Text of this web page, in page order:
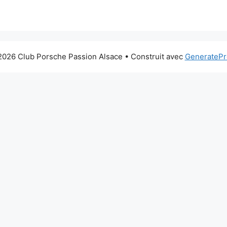
Club Porsche Passion Alsace • Construit avec